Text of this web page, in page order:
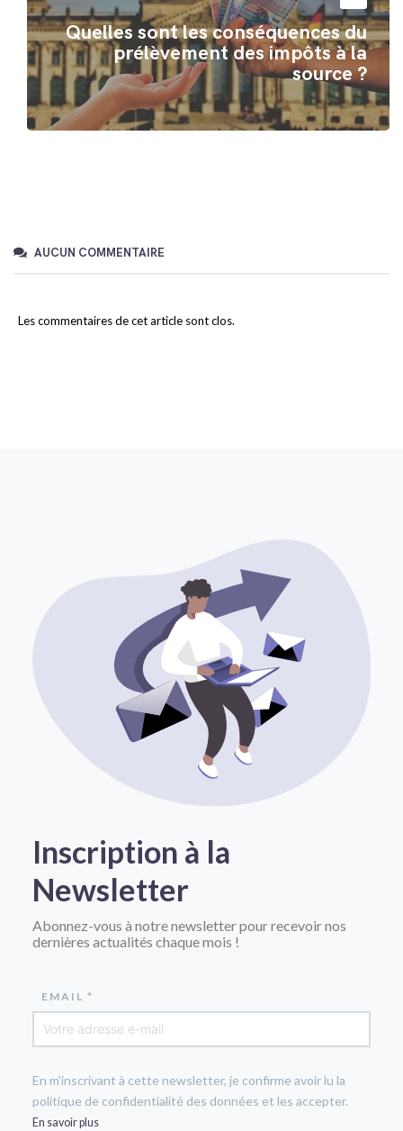
Quelles sont les conséquences du
prélèvement des impôts à la
source ?
AUCUN COMMENTAIRE
Les commentaires de cet article sont clos.
Inscription à la
Newsletter
Abonnez-vous à notre newsletter pour recevoir nos
dernières actualités chaque mois !
EMAIL *
En m'inscrivant à cette newsletter, je confirme avoir lu la
politique de confidentialité des données et les accepter.
En savoir plus